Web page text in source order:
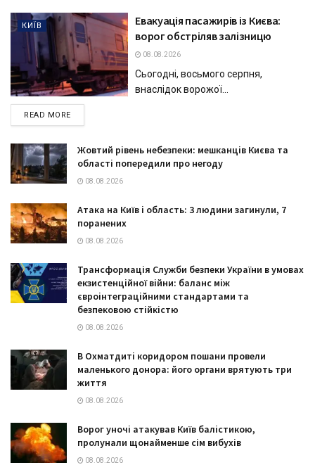
КИЇВ
Евакуація пасажирів із Києва:
ворог обстріляв залізницю
08.08.2026
Сьогодні, восьмого серпня,
внаслідок ворожої...
READ MOREDETAILS
Жовтий рівень небезпеки: мешканців Києва та
області попередили про негоду
08.08.2026
Атака на Київ і область: 3 людини загинули, 7
поранених
08.08.2026
Трансформація Служби безпеки України в умовах
екзистенційної війни: баланс між
євроінтеграційними стандартами та
безпековою стійкістю
08.08.2026
В Охматдиті коридором пошани провели
маленького донора: його органи врятують три
життя
08.08.2026
Ворог уночі атакував Київ балістикою,
пролунали щонайменше сім вибухів
08.08.2026